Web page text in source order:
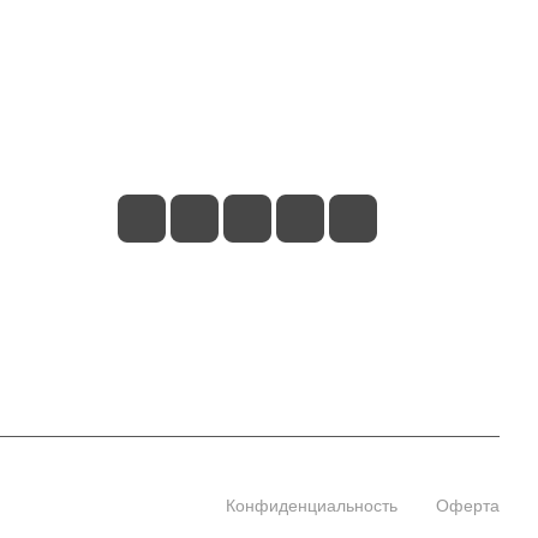
Конфиденциальность Оферта